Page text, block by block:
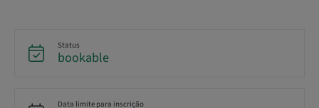
Status
bookable
Data limite para inscrição